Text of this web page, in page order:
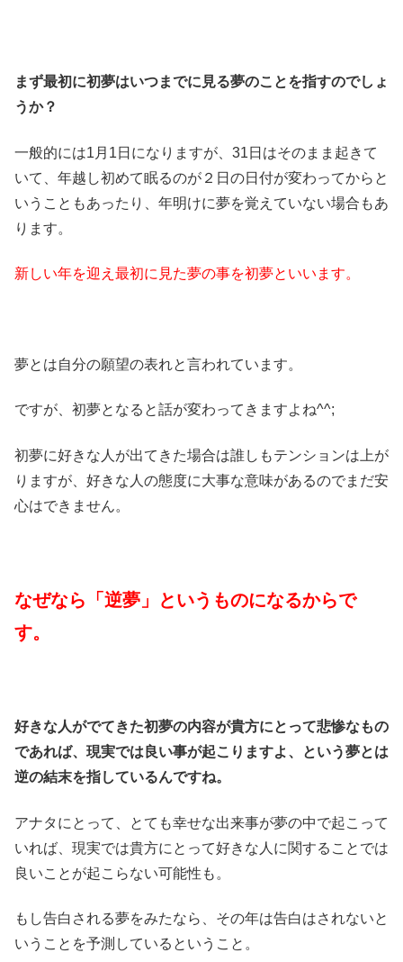
まず最初に初夢はいつまでに見る夢のことを指すのでしょ
うか？
一般的には1月1日になりますが、31日はそのまま起きて
いて、年越し初めて眠るのが２日の日付が変わってからと
いうこともあったり、年明けに夢を覚えていない場合もあ
ります。
新しい年を迎え最初に見た夢の事を初夢といいます。
夢とは自分の願望の表れと言われています。
ですが、初夢となると話が変わってきますよね^^;
初夢に好きな人が出てきた場合は誰しもテンションは上が
りますが、好きな人の態度に大事な意味があるのでまだ安
心はできません。
なぜなら「逆夢」というものになるからで
す。
好きな人がでてきた初夢の内容が貴方にとって悲惨なもの
であれば、現実では良い事が起こりますよ、という夢とは
逆の結末を指しているんですね。
アナタにとって、とても幸せな出来事が夢の中で起こって
いれば、現実では貴方にとって好きな人に関することでは
良いことが起こらない可能性も。
もし告白される夢をみたなら、その年は告白はされないと
いうことを予測しているということ。